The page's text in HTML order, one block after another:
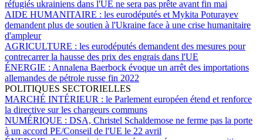
réfugiés ukrainiens dans l'UE ne sera pas prête avant fin mai
AIDE HUMANITAIRE : les eurodéputés et Mykita Poturayev
demandent plus de soutien à l'Ukraine face à une crise humanitaire
d'ampleur
AGRICULTURE : les eurodéputés demandent des mesures pour
contrecarrer la hausse des prix des engrais dans l'UE
ÉNERGIE : Annalena Baerbock évoque un arrêt des importations
allemandes de pétrole russe fin 2022
POLITIQUES SECTORIELLES
MARCHÉ INTÉRIEUR : le Parlement européen étend et renforce
la directive sur les chargeurs communs
NUMÉRIQUE : DSA, Christel Schaldemose ne ferme pas la porte
à un accord PE/Conseil de l'UE le 22 avril